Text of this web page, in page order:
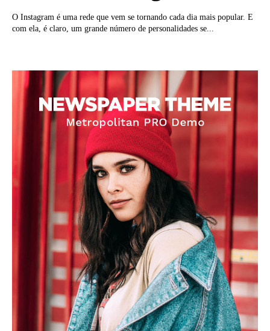
O Instagram é uma rede que vem se tornando cada dia mais popular. E
com ela, é claro, um grande número de personalidades se...